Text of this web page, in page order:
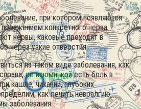
при котором появляются
конкретного нерва.
нервы, каковые проходят в
через узкие отверстия.
на таком виде заболевания, как
ее изюминкойесть боль в
кашле, чихании, глубоких
как лечить невралгию,
заболевания.